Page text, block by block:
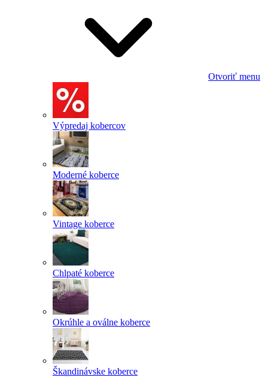
Otvoriť menu
Výpredaj kobercov
Moderné koberce
Vintage koberce
Chlpaté koberce
Okrúhle a oválne koberce
Škandinávske koberce